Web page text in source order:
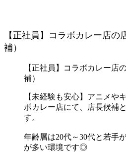
【正社員】コラボカレー店の
補）
【正社員】コラボカレー店
補）
【未経験も安心】アニメや
ボカレー店にて、店長候補
す。
年齢層は20代～30代と若手
が多い環境です◎